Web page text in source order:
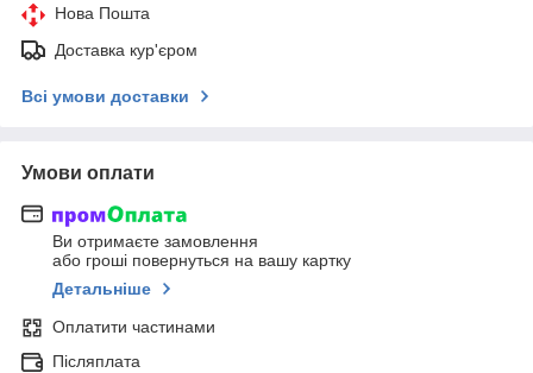
Нова Пошта
Доставка кур'єром
Всі умови доставки
Умови оплати
Ви отримаєте замовлення
або гроші повернуться на вашу картку
Детальніше
Оплатити частинами
Післяплата